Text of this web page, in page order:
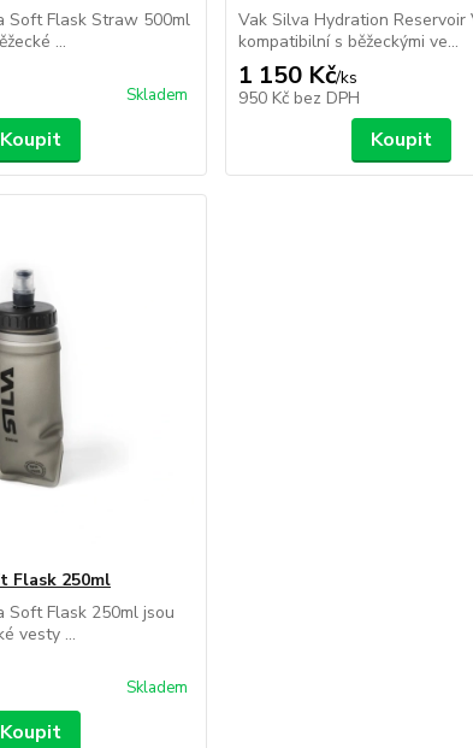
Soft Flask Straw 500ml
...
Skladem
Koupit
Vak Silva Hydration Reservoir
kompatibilní s běžeckými ve...
1 150 Kč/ks
950 Kč bez DPH
Koupit
Flask 250ml
Soft Flask 250ml jsou
vesty ...
Skladem
Koupit